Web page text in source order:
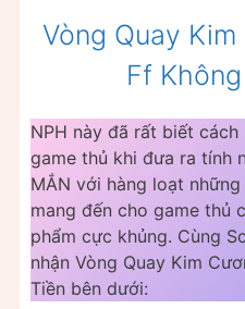
Vòng Quay
Ff
NPH này đã rất biết
game thủ khi đưa ra tính
MẮN với hàng loạt
mang đến cho game thủ
phẩm cực khủng. Cùng
nhận Vòng Quay Kim
Tiền bên dưới: